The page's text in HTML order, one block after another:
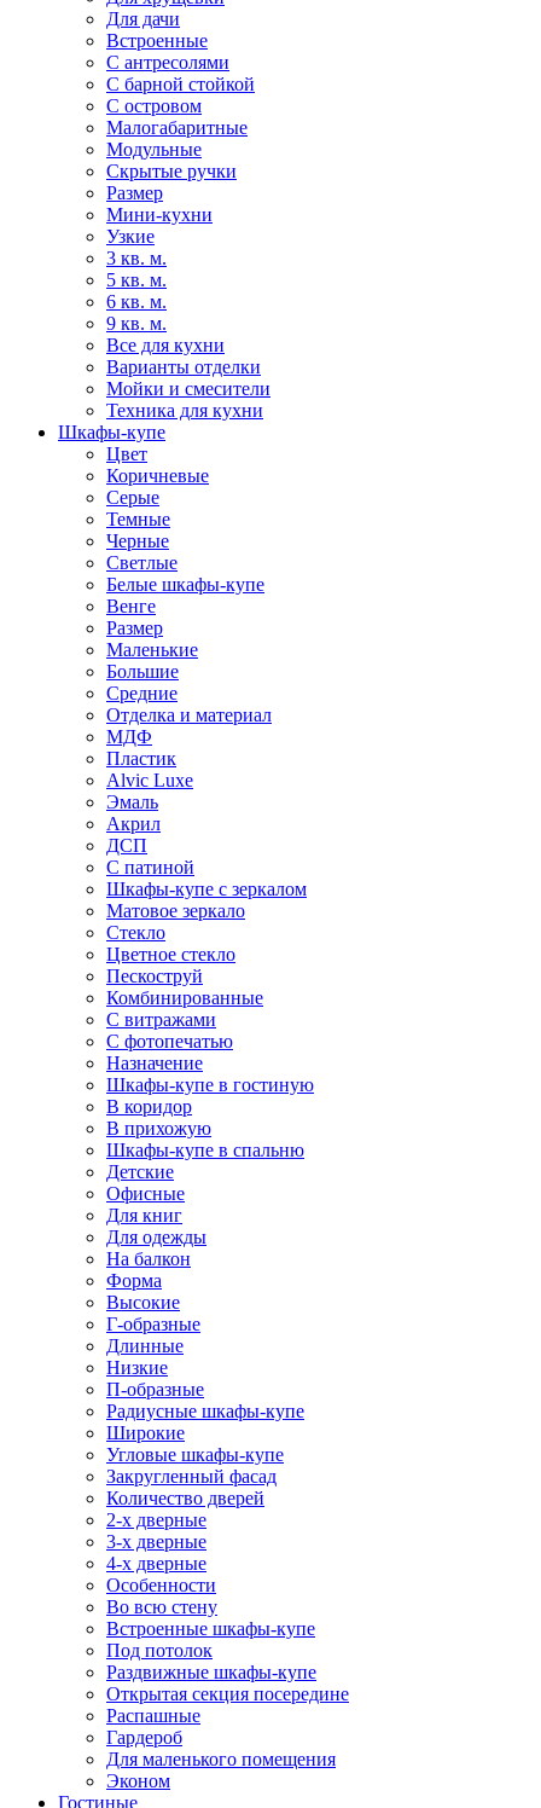
Для дачи
Встроенные
С антресолями
С барной стойкой
С островом
Малогабаритные
Модульные
Скрытые ручки
Размер
Мини-кухни
Узкие
3 кв. м.
5 кв. м.
6 кв. м.
9 кв. м.
Все для кухни
Варианты отделки
Мойки и смесители
Техника для кухни
Шкафы-купе
Цвет
Коричневые
Серые
Темные
Черные
Светлые
Белые шкафы-купе
Венге
Размер
Маленькие
Большие
Средние
Отделка и материал
МДФ
Пластик
Alvic Luxe
Эмаль
Акрил
ДСП
С патиной
Шкафы-купе с зеркалом
Матовое зеркало
Стекло
Цветное стекло
Пескоструй
Комбинированные
С витражами
С фотопечатью
Назначение
Шкафы-купе в гостиную
В коридор
В прихожую
Шкафы-купе в спальню
Детские
Офисные
Для книг
Для одежды
На балкон
Форма
Высокие
Г-образные
Длинные
Низкие
П-образные
Радиусные шкафы-купе
Широкие
Угловые шкафы-купе
Закругленный фасад
Количество дверей
2-х дверные
3-х дверные
4-х дверные
Особенности
Во всю стену
Встроенные шкафы-купе
Под потолок
Раздвижные шкафы-купе
Открытая секция посередине
Распашные
Гардероб
Для маленького помещения
Эконом
Гостиные